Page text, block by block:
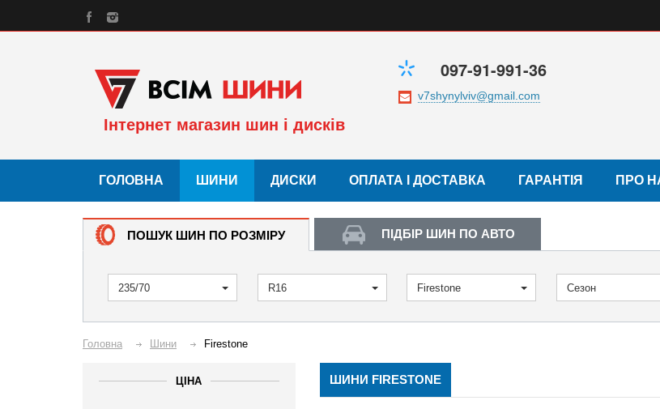
Інтернет магазин шин і дисків
097-91-991-36
ГОЛОВНА ШИНИ ДИСКИ ОПЛАТА І ДОСТАВКА ГАРАНТІЯ ПРО
ПОШУК ШИН ПО РОЗМІРУ ПІДБІР ШИН ПО АВТО
235/70 R16 Firestone Сезон
Головна Шини Firestone
ЦІНА ШИНИ FIRESTONE